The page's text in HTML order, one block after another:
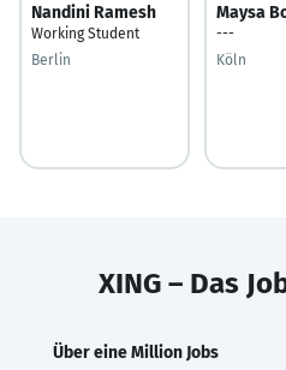
Nandini Ramesh
Working Student
Berlin
Maysa
---
Köln
XING – Das
Über eine Million Jobs